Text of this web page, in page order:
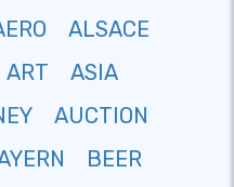
ALSACE
ART
ASIA
AUCTION
BEER